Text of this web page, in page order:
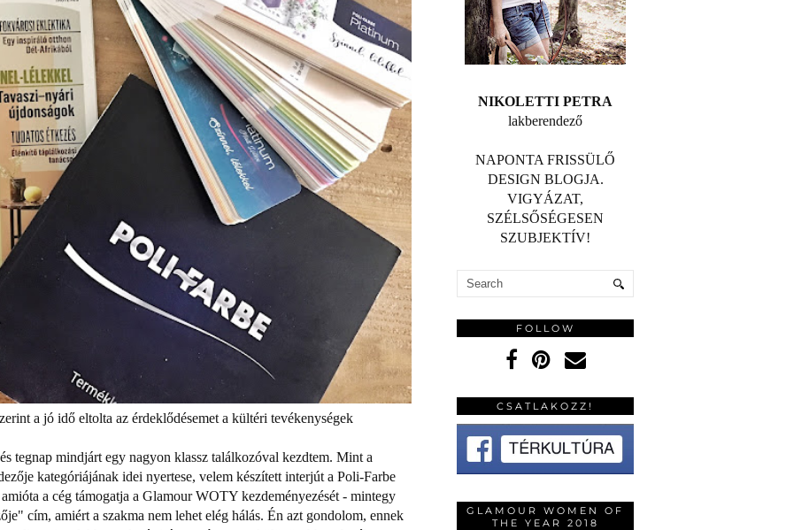
a jó idő eltolta az érdeklődésemet a kültéri tevékenységek
tegnap mindjárt egy nagyon klassz találkozóval kezdtem. Mint a
kategóriájának idei nyertese, velem készített interjút a Poli-Farbe
a cég támogatja a Glamour WOTY kezdeményezését - mintegy
cím, amiért a szakma nem lehet elég hálás. Én azt gondolom, ennek
NIKOLETTI PETRA
lakberendező
NAPONTA FRISSÜLŐ
DESIGN BLOGJA.
VIGYÁZAT,
SZÉLSŐSÉGESEN
SZUBJEKTÍV!
FOLLOW
CSATLAKOZZ!
GLAMOUR WOMEN OF
THE YEAR 2018